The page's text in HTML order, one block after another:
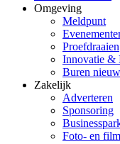
Omgeving
Meldpunt
Proefdraaien
Innovatie &
Buren
Zakelijk
Adverteren
Sponsoring
Foto- en